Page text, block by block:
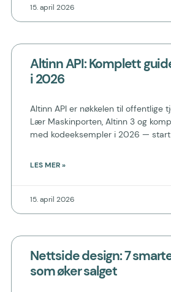
15. april 2026
Altinn API: Komplett
i 2026
Altinn API er nøkkelen til offentlige
Lær Maskinporten, Altinn 3 og
med kodeeksempler i 2026 — start
LES MER »
15. april 2026
Nettside design: 7
som øker salget